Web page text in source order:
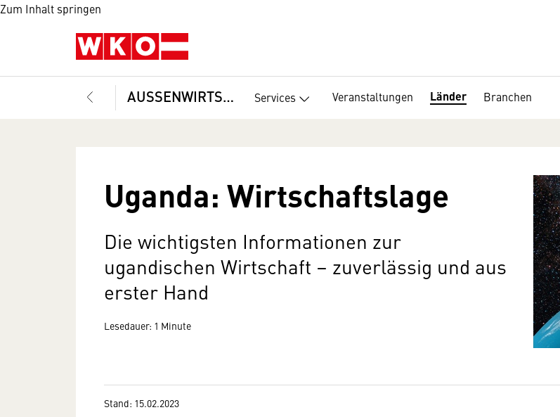
Zum Inhalt springen
AUSSENWIRTSCHAFT Services Veranstaltungen Länder Branchen
Uganda: Wirtschaftslage
Die wichtigsten Informationen zur
ugandischen Wirtschaft – zuverlässig und aus
erster Hand
Lesedauer: 1 Minute
Stand: 15.02.2023